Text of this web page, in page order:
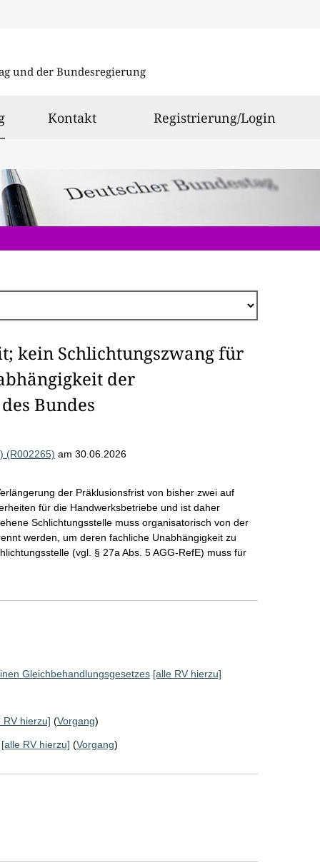
und der Bundesregierung
ausgewählt
Kontakt Registrierung/Login
kein Schlichtungszwang für
der
Bundes
(R002265) am 30.06.2026
der Präklusionsfrist von bisher zwei auf
für die Handwerksbetriebe und ist daher
Schlichtungsstelle muss organisatorisch von der
werden, um deren fachliche Unabhängigkeit zu
(vgl. § 27a Abs. 5 AGG-RefE) muss für
Gleichbehandlungsgesetzes [alle RV hierzu]
RV hierzu] (Vorgang)
[alle RV hierzu] (Vorgang)